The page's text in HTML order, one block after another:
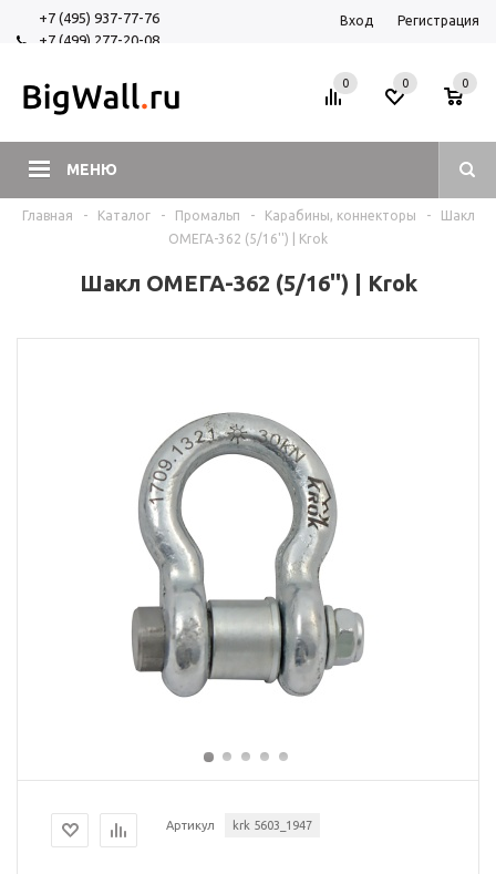
+7 (495) 937-77-76
+7 (499) 277-20-08
Вход Регистрация
МЕНЮ
0 0
0
Главная - Каталог - Промальп - Карабины, коннекторы -
Шакл
ОМЕГА-362 (5/16'') | Krok
Шакл ОМЕГА-362 (5/16'') | Krok
Артикул krk 5603_1947